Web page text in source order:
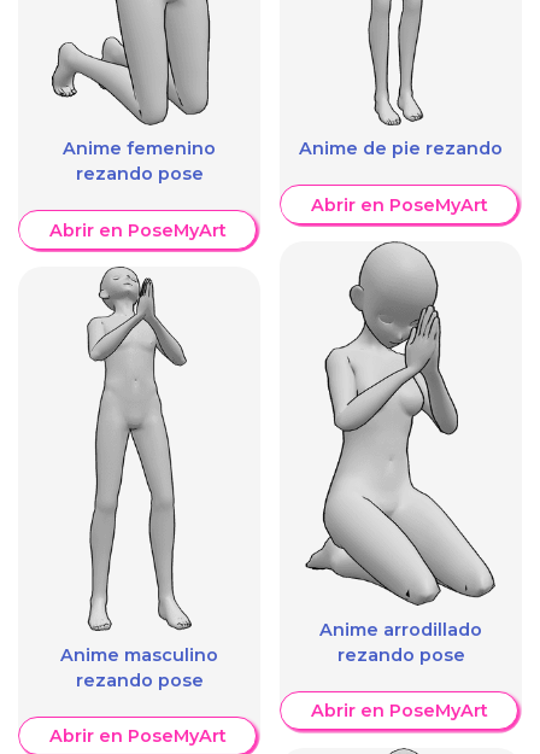
Anime femenino
rezando pose
Abrir en PoseMyArt
Anime masculino
rezando pose
Abrir en PoseMyArt
Anime de pie rezando
Abrir en PoseMyArt
Anime arrodillado
rezando pose
Abrir en PoseMyArt